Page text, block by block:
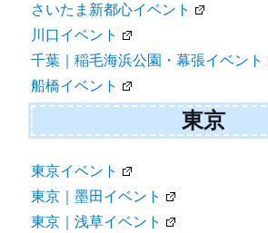
さいたま新都心イベント
川口イベント
千葉｜稲毛海浜公園・幕張イベント
船橋イベント
東京
東京イベント
東京｜墨田イベント
東京｜浅草イベント